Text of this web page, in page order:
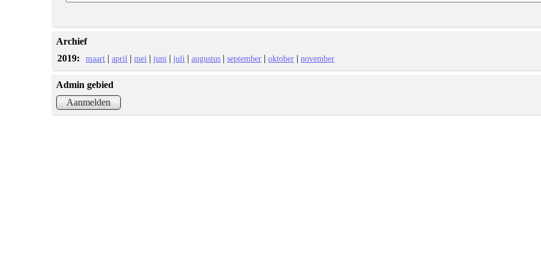
Archief
2019:
maart |april |mei |juni |juli |augustus |september |oktober |november
Admin gebied
Aanmelden